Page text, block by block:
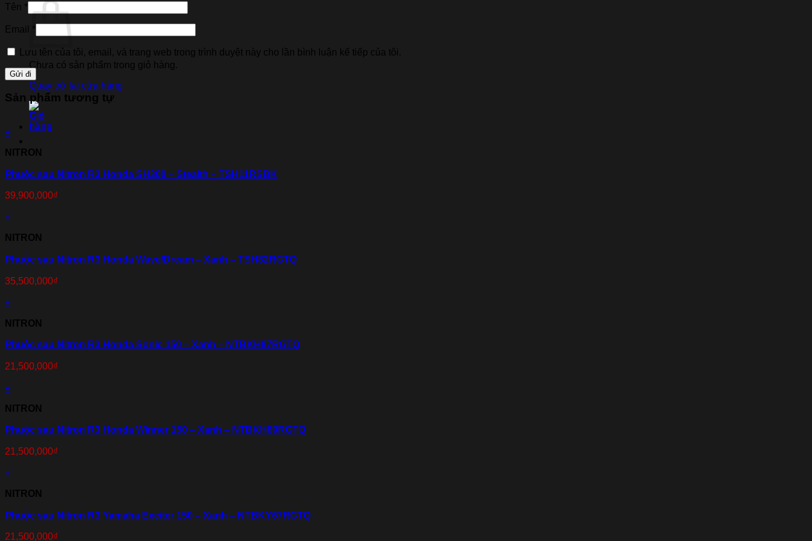
Chưa có sản phẩm trong giỏ hàng.
Quay trở lại cửa hàng
Tên *
Email *
Lưu tên của tôi, email, và trang web trong trình duyệt này cho lần bình luận kế tiếp của tôi.
Sản phẩm tương tự
+
NITRON
Phuộc sau Nitron R3 Honda SH300 – Stealth – TSH11RSBK
39,900,000₫
+
NITRON
Phuộc sau Nitron R3 Honda Wave/Dream – Xanh – TSH82RGTQ
35,500,000₫
+
NITRON
Phuộc sau Nitron R3 Honda Sonic 150 – Xanh – NTBKH87RGTQ
21,500,000₫
+
NITRON
Phuộc sau Nitron R3 Honda Winner 150 – Xanh – NTBKH89RGTQ
21,500,000₫
+
NITRON
Phuộc sau Nitron R3 Yamaha Exciter 150 – Xanh – NTBKY67RGTQ
21,500,000₫